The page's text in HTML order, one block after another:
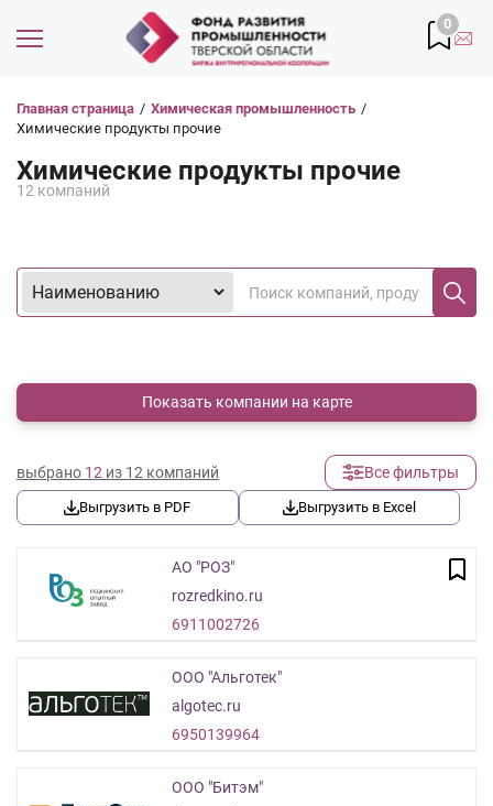
0
Главная страница / Химическая промышленность /
Химические продукты прочие
Химические продукты прочие
12 компаний
Показать компании на карте
выбрано 12 из 12 компаний Все фильтры
Выгрузить в PDF Выгрузить в Excel
АО "РОЗ"
rozredkino.ru
6911002726
ООО "Альготек"
algotec.ru
6950139964
ООО "Битэм"